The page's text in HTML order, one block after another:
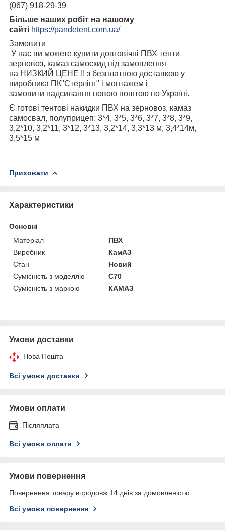
(067) 918-29-39
Більше наших робіт на нашому
сайті https://pandetent.com.ua/
Замовити
У нас ви можете купити довговічні ПВХ тенти
зерновоз, камаз самоскид під замовлення
на НИЗКИЙ ЦЕНЕ !! з безплатною доставкою у
виробника ПК"Стерлінг" і монтажем і
замовити надсилання новою поштою по Україні.
Є готові тентові накидки ПВХ на зерновоз, камаз
самосвал, полуприцеп: 3*4, 3*5, 3*6, 3*7, 3*8, 3*9,
3,2*10, 3,2*11, 3*12, 3*13, 3,2*14, 3,3*13 м, 3,4*14м,
3,5*15 м
Приховати
Характеристики
Основні
Матеріал
ПВХ
Виробник
КамАЗ
Стан
Новий
Сумісність з моделлю
C70
Сумісність з маркою
КАМАЗ
Умови доставки
Нова Пошта
Всі умови доставки
Умови оплати
Післяплата
Всі умови оплати
Умови повернення
Повернення товару впродовж 14 днів за домовленістю
Всі умови повернення